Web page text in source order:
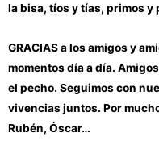
la bisa, tíos y tías, primos y
GRACIAS a los amigos y
momentos día a día.
el pecho. Seguimos con
vivencias juntos. Por
Rubén, Óscar…